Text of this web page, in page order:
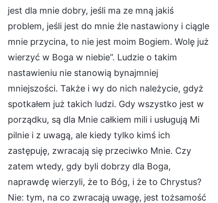
jest dla mnie dobry, jeśli ma ze mną jakiś
problem, jeśli jest do mnie źle nastawiony i ciągle
mnie przycina, to nie jest moim Bogiem. Wolę już
wierzyć w Boga w niebie”. Ludzie o takim
nastawieniu nie stanowią bynajmniej
mniejszości. Także i wy do nich należycie, gdyż
spotkałem już takich ludzi. Gdy wszystko jest w
porządku, są dla Mnie całkiem mili i usługują Mi
pilnie i z uwagą, ale kiedy tylko kimś ich
zastępuję, zwracają się przeciwko Mnie. Czy
zatem wtedy, gdy byli dobrzy dla Boga,
naprawdę wierzyli, że to Bóg, i że to Chrystus?
Nie: tym, na co zwracają uwagę, jest tożsamość